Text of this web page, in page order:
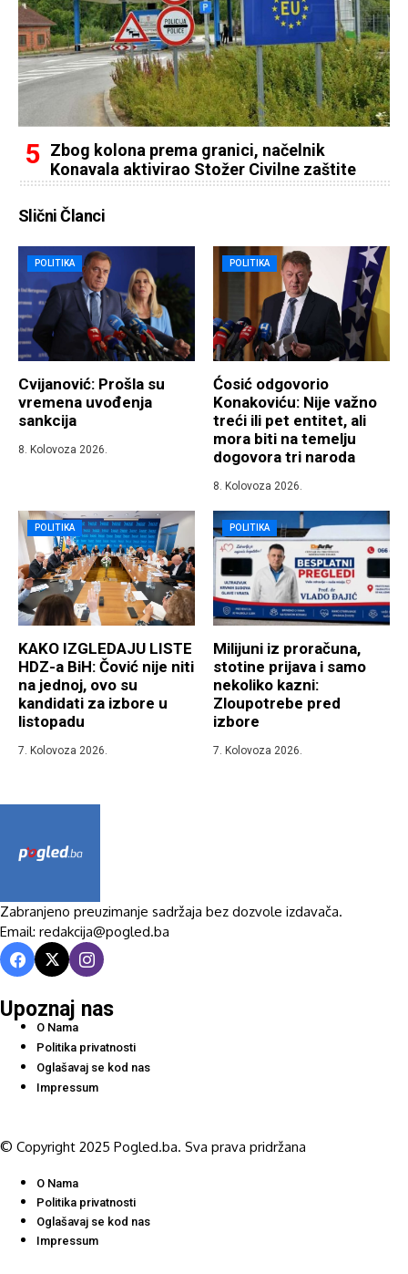
Zbog kolona prema granici, načelnik
Konavala aktivirao Stožer Civilne zaštite
Slični Članci
POLITIKA
Cvijanović: Prošla su
vremena uvođenja
sankcija
8. Kolovoza 2026.
POLITIKA
Ćosić odgovorio
Konakoviću: Nije važno
treći ili pet entitet, ali
mora biti na temelju
dogovora tri naroda
8. Kolovoza 2026.
POLITIKA
KAKO IZGLEDAJU LISTE
HDZ-a BiH: Čović nije niti
na jednoj, ovo su
kandidati za izbore u
listopadu
7. Kolovoza 2026.
POLITIKA
Milijuni iz proračuna,
stotine prijava i samo
nekoliko kazni:
Zloupotrebe pred
izbore
7. Kolovoza 2026.
Zabranjeno preuzimanje sadržaja bez dozvole izdavača.
Email: redakcija@pogled.ba
Upoznaj nas
O Nama
Politika privatnosti
Oglašavaj se kod nas
Impressum
© Copyright 2025 Pogled.ba. Sva prava pridržana
O Nama
Politika privatnosti
Oglašavaj se kod nas
Impressum